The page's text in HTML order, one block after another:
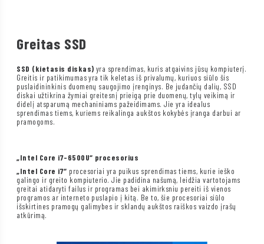
Greitas SSD
SSD (kietasis diskas) yra sprendimas, kuris atgaivins jūsų kompiuterį.
Greitis ir patikimumas yra tik keletas iš privalumų, kuriuos siūlo šis
puslaidininkinis duomenų saugojimo įrenginys. Be judančių dalių, SSD
diskai užtikrina žymiai greitesnį prieigą prie duomenų, tylų veikimą ir
didelį atsparumą mechaniniams pažeidimams. Jie yra idealus
sprendimas tiems, kuriems reikalinga aukštos kokybės įranga darbui ar
pramogoms.
„Intel Core i7-6500U“ procesorius
„Intel Core i7“ procesoriai yra puikus sprendimas tiems, kurie ieško
galingo ir greito kompiuterio. Jie padidina našumą, leidžia vartotojams
greitai atidaryti failus ir programas bei akimirksniu pereiti iš vienos
programos ar interneto puslapio į kitą. Be to, šie procesoriai siūlo
išskirtines pramogų galimybes ir sklandų aukštos raiškos vaizdo įrašų
atkūrimą.